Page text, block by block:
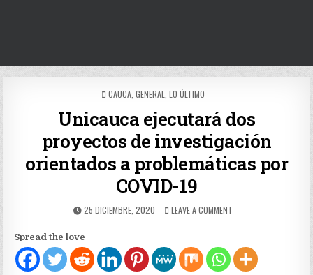
POSTED
CAUCA GENERAL LO ÚLTIMO
Unicauca ejecutará dos
proyectos de investigación
orientados a problemáticas por
COVID-19
PUBLISHED
25 DICIEMBRE, 2020 LEAVE A COMMENT
DOS
PROYECTOS
DE
Spread the love